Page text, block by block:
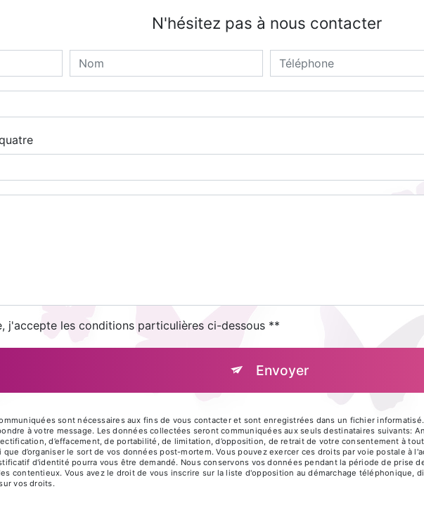
N'hésitez pas à nous contacter
j'accepte les conditions particulières ci-dessous **
Envoyer
sont nécessaires aux fins de vous contacter et sont enregistrées dans un fichier
à votre message. Les données collectées seront communiquées aux seuls destinataires suivants:
d’effacement, de portabilité, de limitation, d’opposition, de retrait de votre consentement à
d’organiser le sort de vos données post-mortem. Vous pouvez exercer ces droits par voie postale à
d'identité pourra vous être demandé. Nous conservons vos données pendant la période de prise
contentieux. Vous avez le droit de vous inscrire sur la liste d'opposition au démarchage téléphonique,
vos droits.